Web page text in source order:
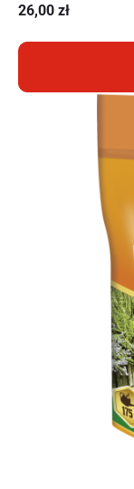
26,00 zł